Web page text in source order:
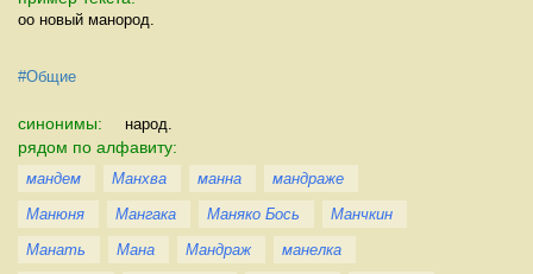
оо новый манород.
#Общие
синонимы: народ.
рядом по алфавиту:
мандем Манхва манна
мандраже
Манюня
Мангака Маняко Бось
Манчкин
Манать
Мана Мандраж
манелка